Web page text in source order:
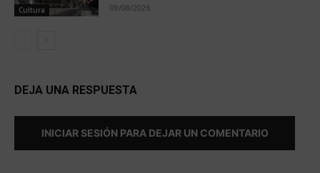
Cultura 09/08/2026
DEJA UNA RESPUESTA
INICIAR SESIÓN PARA DEJAR UN COMENTARIO